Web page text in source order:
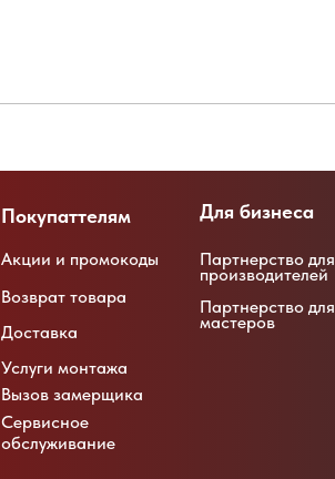
Покупаттелям
Акции и промокоды
Возврат товара
Доставка
Услуги монтажа
Вызов замерщика
Сервисное
обслуживание
Для бизнеса
Партнерство для
производителей
Партнерство для
мастеров